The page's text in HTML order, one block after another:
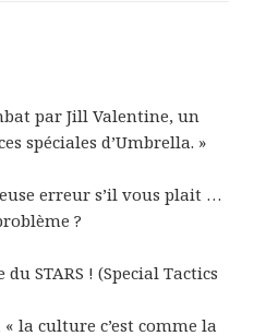
par Jill Valentine, un
spéciales d’Umbrella. »
erreur s’il vous plait …
?
STARS ! (Special Tactics
la culture c’est comme la